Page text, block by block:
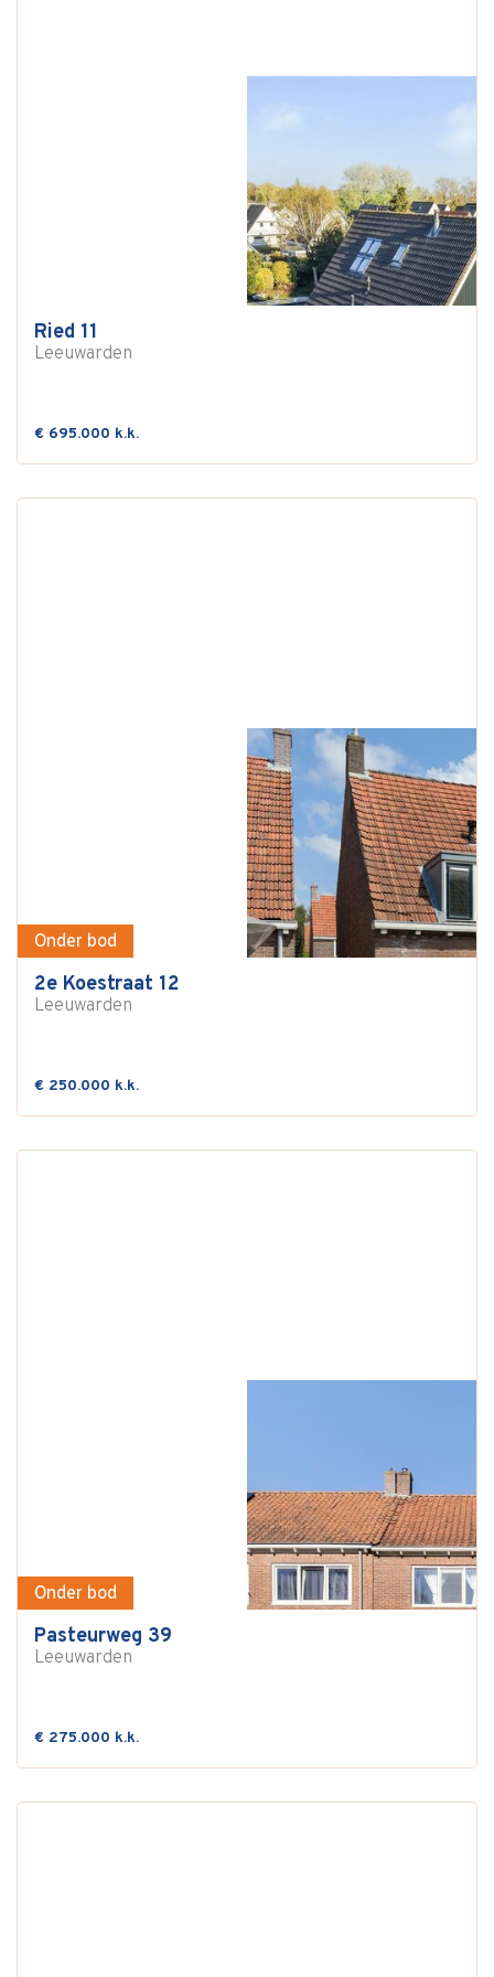
Ried 11
Leeuwarden
€ 695.000 k.k.
Onder bod
2e Koestraat 12
Leeuwarden
€ 250.000 k.k.
Onder bod
Pasteurweg 39
Leeuwarden
€ 275.000 k.k.